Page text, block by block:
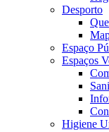
Desporto
Espaço
Espaços
Higiene